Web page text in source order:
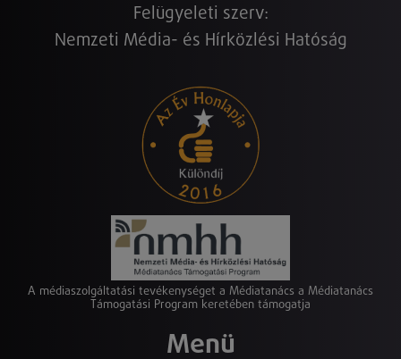
Felügyeleti szerv:
Nemzeti Média- és Hírközlési Hatóság
A médiaszolgáltatási tevékenységet a Médiatanács a Médiatanács
Támogatási Program keretében támogatja
Menü